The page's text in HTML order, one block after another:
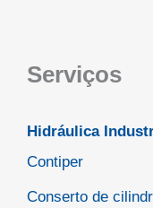
Serviços
Hidráulica
Contiper
Conserto de